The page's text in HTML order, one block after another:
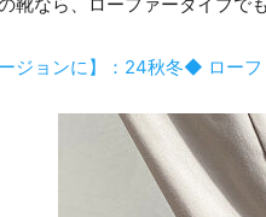
ージョンに】：24秋冬◆ ロー